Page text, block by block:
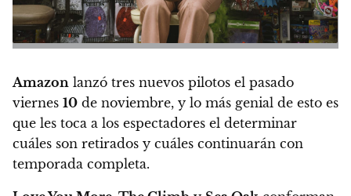
Amazon lanzó tres nuevos pilotos el pasado
viernes 10 de noviembre, y lo más genial de esto es
que les toca a los espectadores el determinar
cuáles son retirados y cuáles continuarán con
temporada completa.